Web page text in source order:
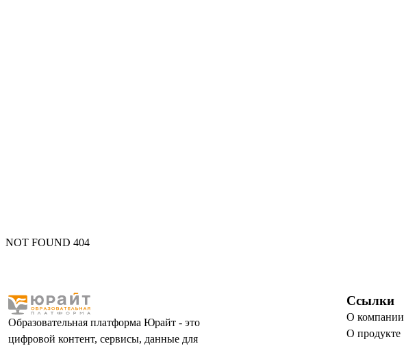
NOT FOUND 404
Образовательная платформа Юрайт - это
цифровой контент, сервисы, данные для
Ссылки
О компании
О продукте